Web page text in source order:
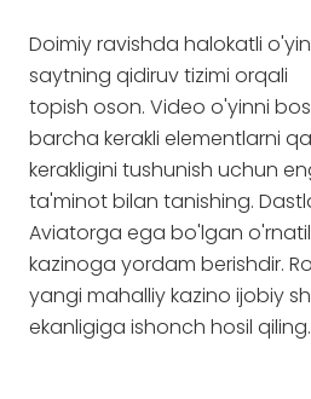
Doimiy ravishda halokatli
saytning qidiruv tizimi orqali
topish oson. Video o'yinni
barcha kerakli elementlarni
kerakligini tushunish uchun
ta'minot bilan tanishing.
Aviatorga ega bo'lgan
kazinoga yordam berishdir.
yangi mahalliy kazino ijobiy
ekanligiga ishonch hosil qiling.